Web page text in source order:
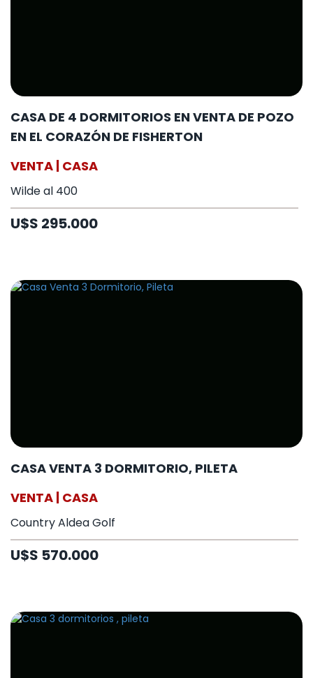
CASA DE 4 DORMITORIOS EN VENTA DE POZO
EN EL CORAZÓN DE FISHERTON
VENTA | CASA
Wilde al 400
U$S 295.000
CASA VENTA 3 DORMITORIO, PILETA
VENTA | CASA
Country Aldea Golf
U$S 570.000